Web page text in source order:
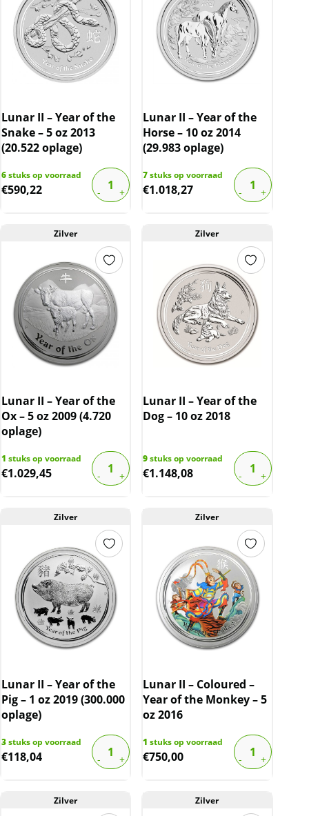
Lunar II – Year of the
Snake – 5 oz 2013
(20.522 oplage)
6stuks op voorraad
€590,22
Lunar II – Year of the
Horse – 10 oz 2014
(29.983 oplage)
7stuks op voorraad
€1.018,27
Zilver
Lunar II – Year of the
Ox – 5 oz 2009 (4.720
oplage)
1 stuks op voorraad
€1.029,45
Zilver
Lunar II – Year of the
Dog – 10 oz 2018
9stuks op voorraad
€1.148,08
Zilver
Lunar II – Year of the
Pig – 1 oz 2019 (300.000
oplage)
3stuks op voorraad
€118,04
Zilver
Lunar II – Coloured –
Year of the Monkey – 5
oz 2016
1 stuks op voorraad
€750,00
Zilver Zilver